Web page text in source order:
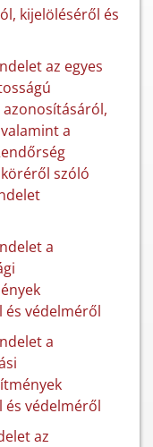
kijelöléséről és
az egyes
a
szóló
a
védelméről
a
védelméről
az